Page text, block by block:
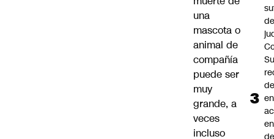
una
mascota o
animal de
compañía
puede ser
muy
grande, a
veces
incluso